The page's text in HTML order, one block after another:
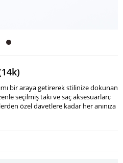
bir araya getirerek stilinize dokunan
seçilmiş takı ve saç aksesuarları;
özel davetlere kadar her anınıza